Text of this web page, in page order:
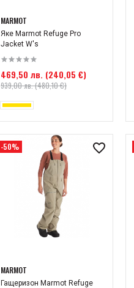
MARMOT
Яке Marmot Refuge Pro
Jacket W's
469,50 лв. (240,05 €)
939,00 лв. (480,10 €)
-50%
MARMOT
Гащеризон Marmot Refuge